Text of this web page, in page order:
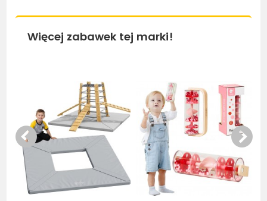
Więcej zabawek tej marki!